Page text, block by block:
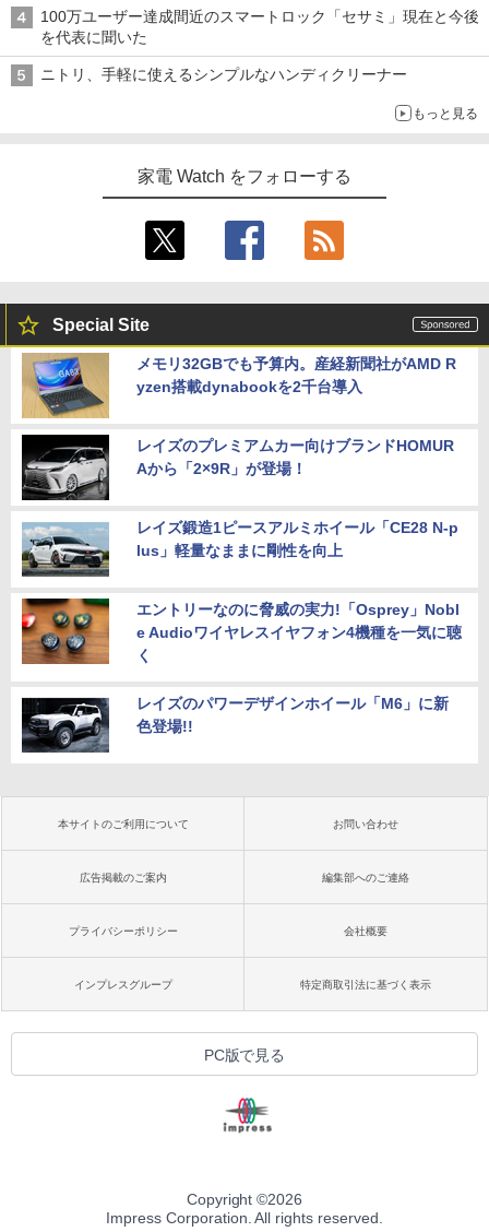
100万ユーザー達成間近のスマートロック「セサミ」現在と今後
を代表に聞いた
ニトリ、手軽に使えるシンプルなハンディクリーナー
もっと見る
家電 Watch をフォローする
Special Site
メモリ32GBでも予算内。産経新聞社がAMD R
yzen搭載dynabookを2千台導入
レイズのプレミアムカー向けブランドHOMUR
Aから「2×9R」が登場！
レイズ鍛造1ピースアルミホイール「CE28 N-p
lus」軽量なままに剛性を向上
エントリーなのに脅威の実力!「Osprey」Nobl
e Audioワイヤレスイヤフォン4機種を一気に聴
く
レイズのパワーデザインホイール「M6」に新
色登場!!
本サイトのご利用について お問い合わせ
広告掲載のご案内 編集部へのご連絡
プライバシーポリシー 会社概要
インプレスグループ 特定商取引法に基づく表示
PC版で見る
Copyright ©2026
Impress Corporation. All rights reserved.